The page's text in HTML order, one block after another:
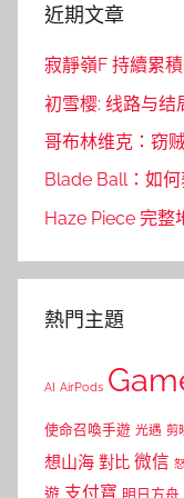
近期文章
寂靜嶺F 持續累
初雪樱: 线路与结
哥布林维克：窃
Blade Ball：如
Haze Piece 完整
熱門主題
AI AirPods
使命召喚手遊 光遇 剪
想山海 對比 微信
遊 支付寶 明日方舟